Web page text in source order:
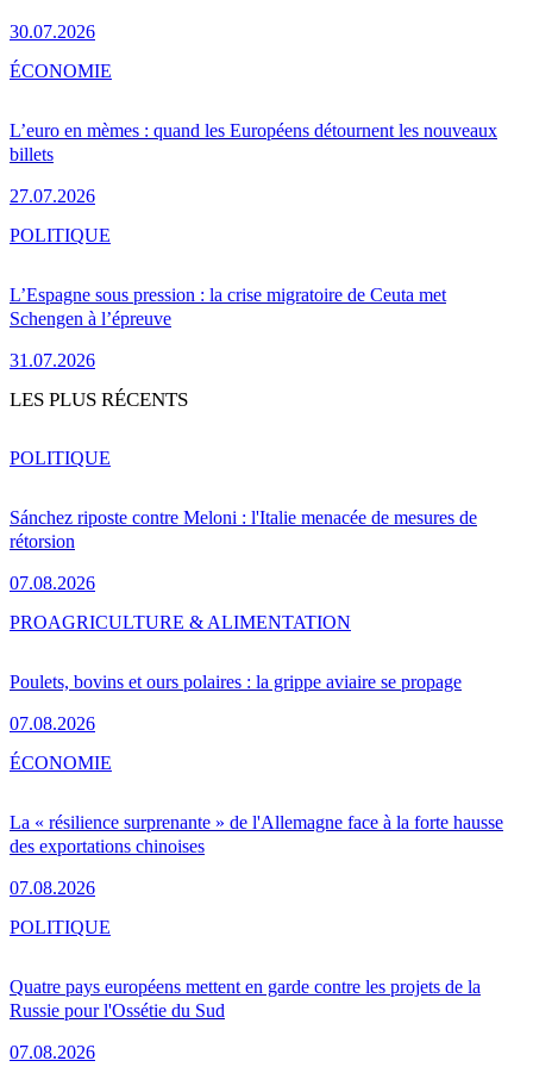
30.07.2026
L’euro en mèmes : quand les Européens détournent les nouveaux
billets
27.07.2026
ÉCONOMIE
L’Espagne sous pression : la crise migratoire de Ceuta met
Schengen à l’épreuve
31.07.2026
POLITIQUE
LES PLUS RÉCENTS
Sánchez riposte contre Meloni : l'Italie menacée de mesures de
rétorsion
07.08.2026
POLITIQUE
Poulets, bovins et ours polaires : la grippe aviaire se propage
07.08.2026
PROAGRICULTURE & ALIMENTATION
La « résilience surprenante » de l'Allemagne face à la forte hausse
des exportations chinoises
07.08.2026
ÉCONOMIE
Quatre pays européens mettent en garde contre les projets de la
Russie pour l'Ossétie du Sud
07.08.2026
POLITIQUE